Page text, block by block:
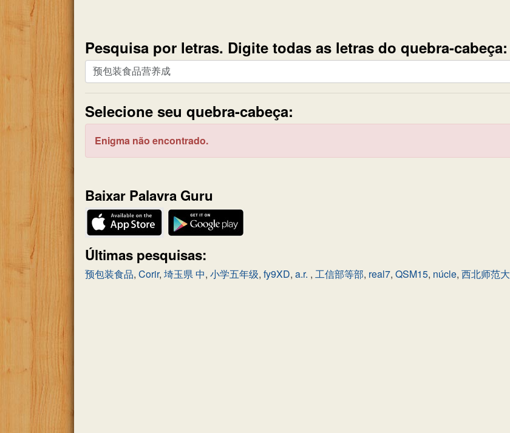
Pesquisa por letras. Digite todas as letras do quebra-cabeça:
Pesquisa
por
letras.
Digite
todas
letras
cabeça:
Selecione seu quebra-cabeça:
Enigma não encontrado.
Baixar Palavra Guru
Últimas pesquisas:
预包装食品, Corir, 埼玉県 中, 小学五年级, fy9XD, a.r. , 工信部等部, real7, QSM15, núcle, 西北师范大